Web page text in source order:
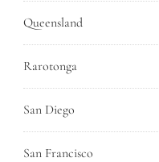
Queensland
Rarotonga
San Diego
San Francisco